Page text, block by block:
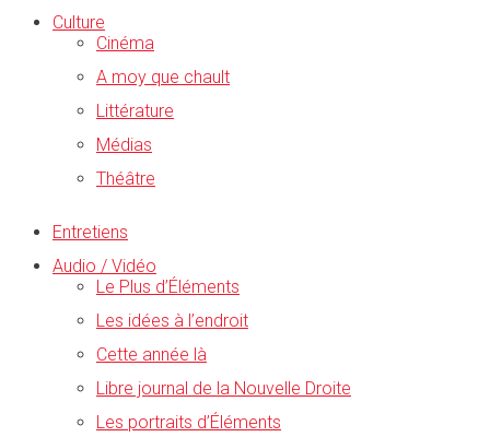
Culture
Cinéma
A moy que chault
Littérature
Médias
Théâtre
Entretiens
Audio / Vidéo
Le Plus d’Éléments
Les idées à l’endroit
Cette année là
Libre journal de la Nouvelle Droite
Les portraits d’Éléments